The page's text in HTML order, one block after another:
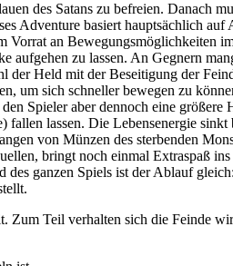
des Satans zu befreien. Danach
Adventure basiert hauptsächlich
Vorrat an Bewegungsmöglichkeiten
aufgehen zu lassen. An Gegnern
Held mit der Beseitigung der
um sich schneller bewegen zu
Spieler aber dennoch eine größere
lassen. Die Lebensenergie
von Münzen des sterbenden
bringt noch einmal Extraspaß
ganzen Spiels ist der Ablauf
Zum Teil verhalten sich die Feinde